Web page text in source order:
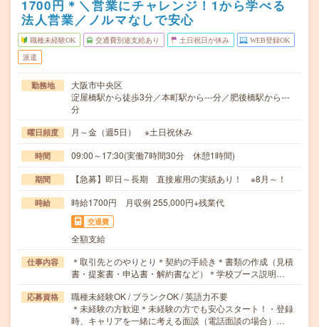
1700円＊＼営業にチャレンジ！1から学べる
法人営業／ノルマなしで安心
職種未経験OK 交通費別途支給あり 土日祝日が休み WEB登録OK
派遣
勤務地
大阪市中央区
淀屋橋駅から徒歩3分／本町駅から---分／肥後橋駅から---
分
曜日頻度 月～金（週5日） ※土日祝休み
時間 09:00～17:30(実働7時間30分 休憩1時間)
期間 【急募】即日～長期 直接雇用の実績あり！ ※8月～！
時給 時給1700円 月収例 255,000円+残業代
交通費
全額支給
仕事内容
＊取引先とのやりとり＊契約の手続き＊書類の作成（見積
書・提案書・申込書・解約書など）＊学校ブース説明…
応募資格
職種未経験OK / ブランクOK / 英語力不要
＊未経験の方歓迎＊未経験の方でも安心スタート！・登録
時、キャリアを一緒に考える面談（電話面談の場合）…